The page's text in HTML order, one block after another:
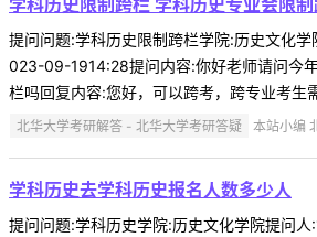
提问问题:学科历史限制跨栏学院:历史文化
023-09-1914:28提问内容:你好老师请问今
栏吗回复内容:您好，可以跨考，跨专业考生
北华大学考研解答 - 北华大学考研答疑 本站小编
学科历史去学科历史报名人数多少人
提问问题:学科历史学院:历史文化学院提问